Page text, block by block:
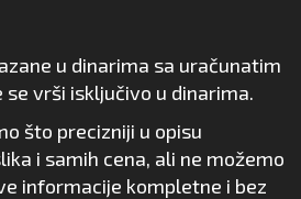
u dinarima sa uračunatim
se vrši isključivo u dinarima.
što precizniji u opisu
i samih cena, ali ne možemo
informacije kompletne i bez